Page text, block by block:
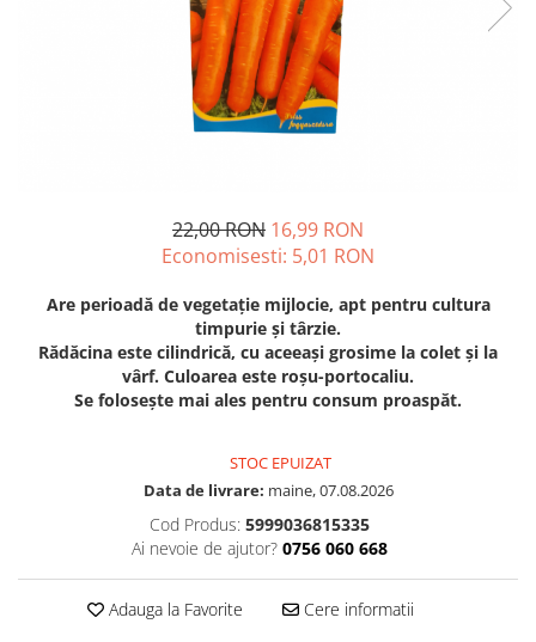
Seminte de Gulii
Seminte de Leustean
Seminte de Patrunjel
Seminte de praz
Seminte dovlecel / dovleac
Seminte morcovi
Seminte plante aromatice
22,00 RON 16,99 RON
Economisesti: 5,01 RON
Are perioadă de vegetație mijlocie, apt pentru cultura
timpurie și târzie.
Rădăcina este cilindrică, cu aceeași grosime la colet și la
vârf. Culoarea este roșu-portocaliu.
Se folosește mai ales pentru consum proaspăt.
STOC EPUIZAT
Data de livrare: maine, 07.08.2026
Cod Produs: 5999036815335
Ai nevoie de ajutor? 0756 060 668
Adauga la Favorite Cere informatii